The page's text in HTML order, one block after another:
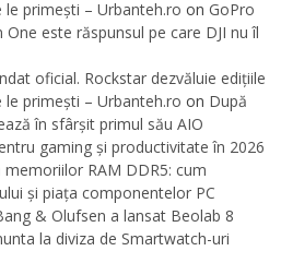
primești – Urbanteh.ro on GoPro
este răspunsul pe care DJI nu îl
oficial. Rockstar dezvăluie edițiile
primești – Urbanteh.ro on După
în sfârșit primul său AIO
gaming și productivitate în 2026
memoriilor RAM DDR5: cum
și piața componentelor PC
& Olufsen a lansat Beolab 8
la diviza de Smartwatch-uri